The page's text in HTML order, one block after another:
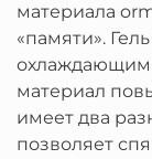
материала
«памяти».
охлаждающим
материал
имеет два
позволяет